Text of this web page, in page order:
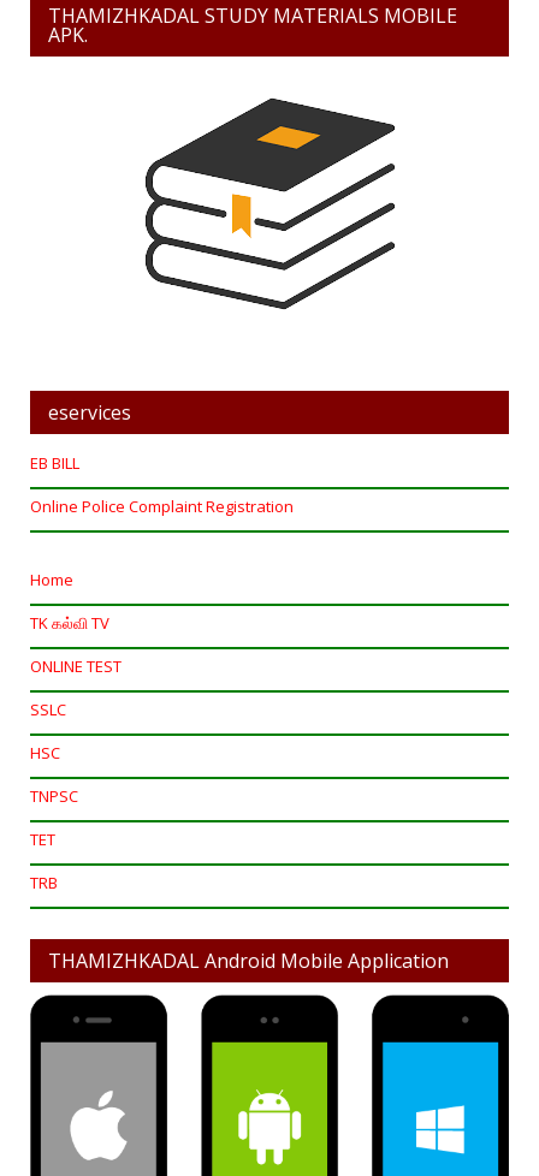
THAMIZHKADAL STUDY MATERIALS MOBILE
APK.
eservices
EB BILL
Online Police Complaint Registration
Home
TK கல்வி TV
ONLINE TEST
SSLC
HSC
TNPSC
TET
TRB
THAMIZHKADAL Android Mobile Application